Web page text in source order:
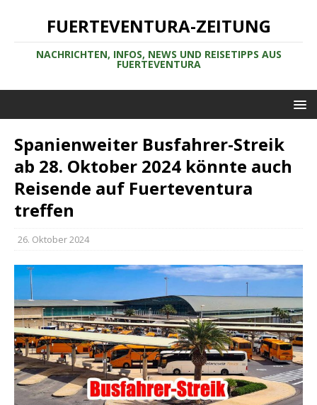
FUERTEVENTURA-ZEITUNG
NACHRICHTEN, INFOS, NEWS UND REISETIPPS AUS
FUERTEVENTURA
Spanienweiter Busfahrer-Streik
ab 28. Oktober 2024 könnte auch
Reisende auf Fuerteventura
treffen
26. Oktober 2024